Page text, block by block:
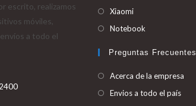
escrito, realizamos
móviles,
a todo el
pestaña
nueva
XiaomiSe
abre
una
Notebook
en
una
Preguntas Frecuentes
Acerca de la empresa
Envios a todo el país